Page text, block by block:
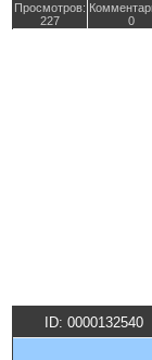
Просмотров:
227
0
ID: 0000132540